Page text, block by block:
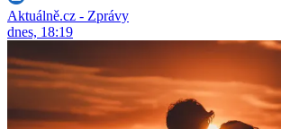
Aktuálně.cz - Zprávy
dnes, 18:19